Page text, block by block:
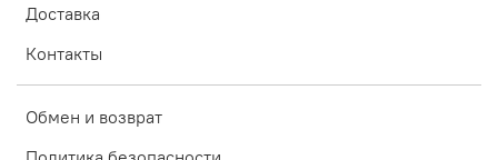
Доставка
Контакты
Обмен и возврат